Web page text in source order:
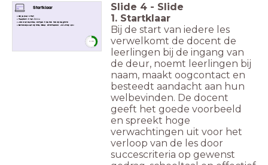
Startklaar
Op je plek zitten
Telefoon in hetZakkie
Jas over de stoel, oortjes in de tas, tas op de grond
Schoolspullen op tafel: Boek, Chromebook, JdW-map, etui
Slide 4 - Slide
1. Startklaar
Bij de start van iedere les
verwelkomt de docent de
leerlingen bij de ingang van
de deur, noemt leerlingen bij
naam, maakt oogcontact en
besteedt aandacht aan hun
welbevinden. De docent
geeft het goede voorbeeld
en spreekt hoge
verwachtingen uit voor het
verloop van de les door
succescriteria op gewenst